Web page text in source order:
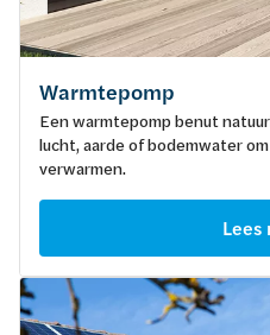
Warmtepomp
Een warmtepomp benut
lucht, aarde of bodemwater
verwarmen.
Lees